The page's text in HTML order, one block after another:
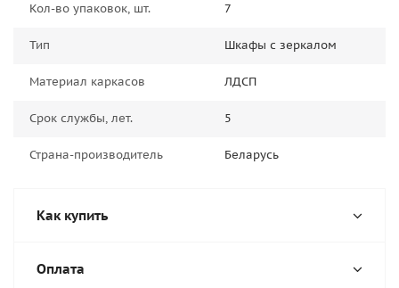
Кол-во упаковок, шт. 7
Тип Шкафы с зеркалом
Материал каркасов ЛДСП
Срок службы, лет. 5
Страна-производитель Беларусь
Как купить
Оплата